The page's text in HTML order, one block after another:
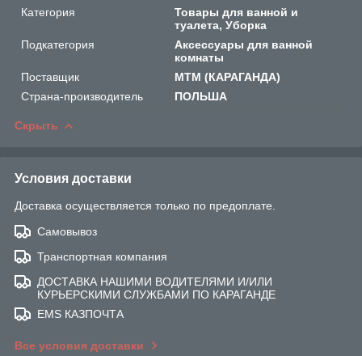
Категория
Товары для ванной и
туалета, Уборка
Подкатегория
Аксессуары для ванной
комнаты
Поставщик
MTM (КАРАГАНДА)
Страна-производитель
ПОЛЬША
Скрыть
Условия доставки
Доставка осуществляется только по предоплате.
Самовывоз
Транспортная компания
ДОСТАВКА НАШИМИ ВОДИТЕЛЯМИ И/ИЛИ
КУРЬЕРСКИМИ СЛУЖБАМИ ПО КАРАГАНДЕ
EMS КАЗПОЧТА
Все условия доставки